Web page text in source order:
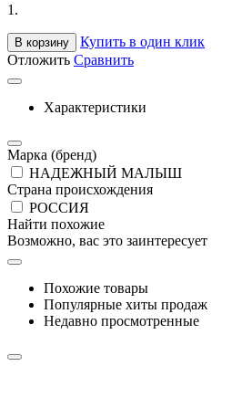
1.
В корзину
Купить в один клик
Отложить Сравнить
Характеристики
Марка (бренд)
НАДЕЖНЫЙ МАЛЫШ
Страна происхождения
РОССИЯ
Найти похожие
Возможно, вас это заинтересует
Похожие товары
Популярные хиты продаж
Недавно просмотренные